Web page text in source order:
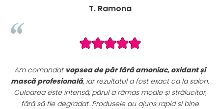
și
B. Mihaela
Seturile promoționale de pe
sunt extrem de avantajoase. Am achiziționat unset
complet de vopsele profesionale cu oxidanți și
perfect pentru uz profesional. Calitate foarte bună la